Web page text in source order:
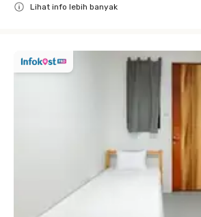
Lihat info lebih banyak